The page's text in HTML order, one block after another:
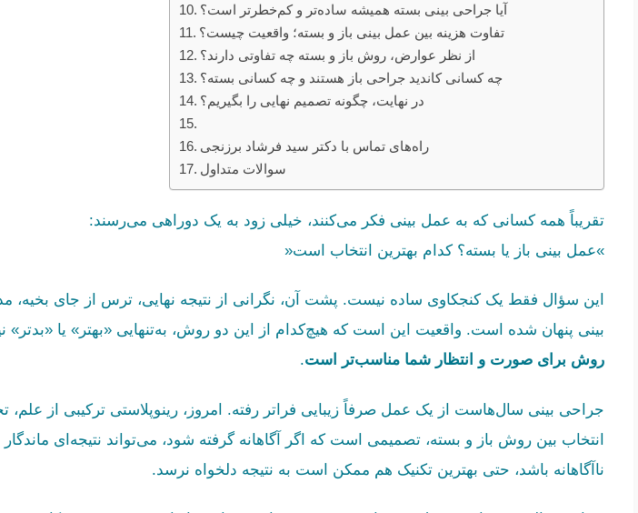
آیا جراحی بینی بسته همیشه ساده‌تر و کم‌خطرتر است؟
تفاوت هزینه بین عمل بینی باز و بسته؛ واقعیت چیست؟
از نظر عوارض، روش باز و بسته چه تفاوتی دارند؟
چه کسانی کاندید جراحی باز هستند و چه کسانی بسته؟
در نهایت، چگونه تصمیم نهایی را بگیریم؟
راه‌های تماس با دکتر سید فرشاد برزنجی
سوالات متداول
تقریباً همه کسانی که به عمل بینی فکر می‌کنند، خیلی زود به یک دو‌راهی می‌رسند:
»عمل بینی باز یا بسته؟ کدام بهترین انتخاب است«
این سؤال فقط یک کنجکاوی ساده نیست. پشت آن، نگرانی از نتیجه نهایی، ترس از جای
بینی پنهان شده است. واقعیت این است که هیچ‌کدام از این دو روش، به‌تنهایی «بهتر» یا
روش برای صورت و انتظار شما مناسب‌تر است.
جراحی بینی سال‌هاست از یک عمل صرفاً زیبایی فراتر رفته. امروز، رینوپلاستی ترکیبی از
انتخاب بین روش باز و بسته، تصمیمی است که اگر آگاهانه گرفته شود، می‌تواند نتیجه‌ای
ناآگاهانه باشد، حتی بهترین تکنیک هم ممکن است به نتیجه دلخواه نرسد.